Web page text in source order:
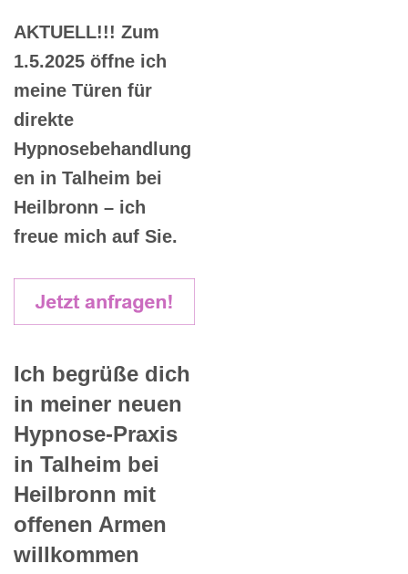
AKTUELL!!! Zum
1.5.2025 öffne ich
meine Türen für
direkte
Hypnosebehandlung
en in Talheim bei
Heilbronn – ich
freue mich auf Sie.
Ich begrüße dich
in meiner neuen
Hypnose-Praxis
in Talheim bei
Heilbronn mit
offenen Armen
willkommen